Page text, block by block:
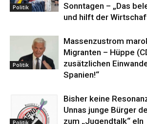
Politik
Sonntagen – „Das
und hilft der
Politik
Massenzustrom
Migranten – Hüppe
zusätzlichen
Spanien!“
Politik
Bisher keine
Unnas junge Bürger
zum „Jugendtalk“ eln